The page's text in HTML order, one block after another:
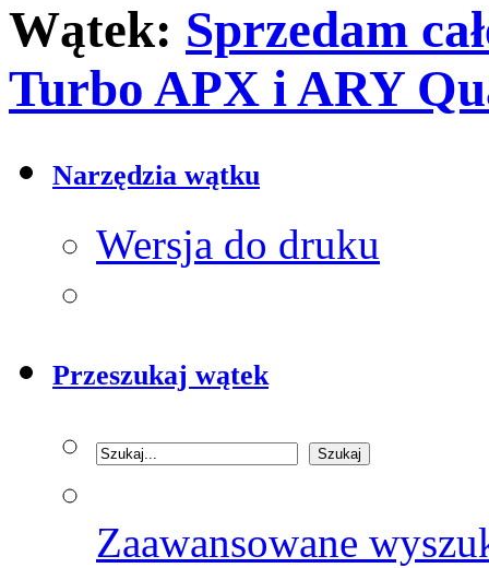
Wątek: Sprzedam
Turbo APX i ARY
Narzędzia wątku
Wersja do druku
Przeszukaj wątek
Zaawansowane